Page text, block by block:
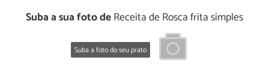
Suba a sua foto deReceita de Rosca frita simples
Suba a foto do seu prato